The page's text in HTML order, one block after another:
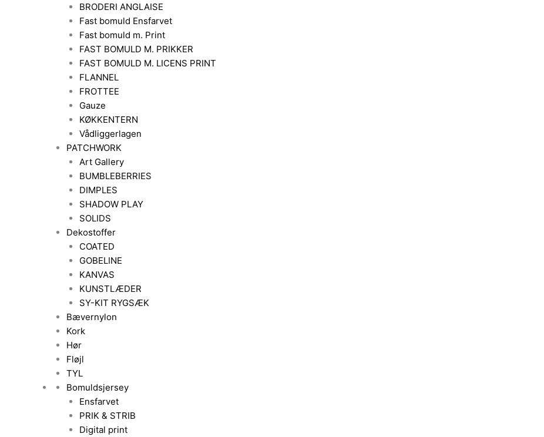
BRODERI ANGLAISE
Fast bomuld Ensfarvet
Fast bomuld m. Print
FAST BOMULD M. PRIKKER
FAST BOMULD M. LICENS PRINT
FLANNEL
FROTTEE
Gauze
KØKKENTERN
Vådliggerlagen
PATCHWORK
Art Gallery
BUMBLEBERRIES
DIMPLES
SHADOW PLAY
SOLIDS
Dekostoffer
COATED
GOBELINE
KANVAS
KUNSTLÆDER
SY-KIT RYGSÆK
Bævernylon
Kork
Hør
Fløjl
TYL
Bomuldsjersey
Ensfarvet
PRIK & STRIB
Digital print